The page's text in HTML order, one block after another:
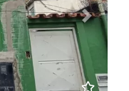
Next